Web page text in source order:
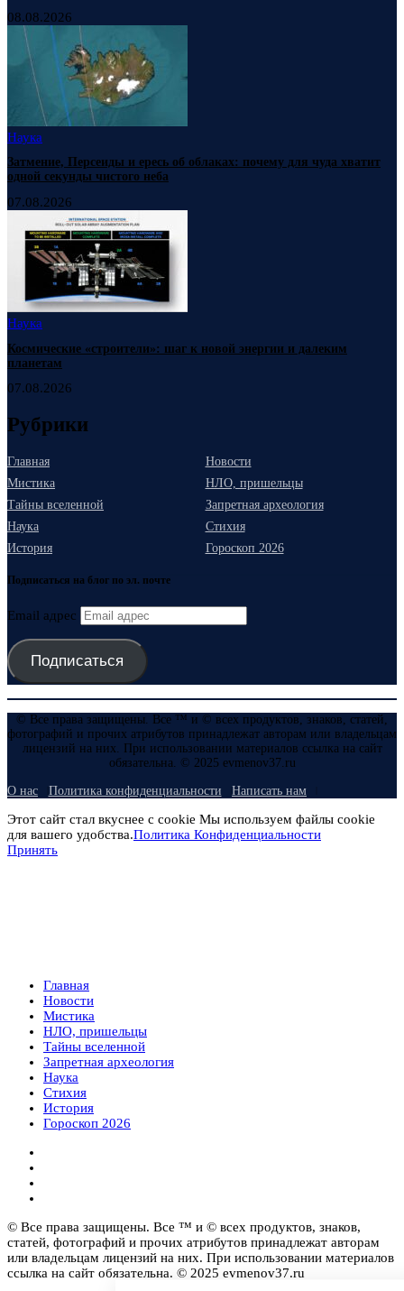
08.08.2026
Наука
Затмение, Персеиды и ересь об облаках: почему для чуда хватит
одной секунды чистого неба
07.08.2026
Наука
Космические «строители»: шаг к новой энергии и далеким
планетам
07.08.2026
Рубрики
Главная
Новости
Мистика
НЛО, пришельцы
Тайны вселенной
Запретная археология
Наука
Стихия
История
Гороскоп 2026
Подписаться на блог по эл. почте
Email адрес
Подписаться
© Все права защищены. Все ™ и © всех продуктов, знаков, статей,
фотографий и прочих атрибутов принадлежат авторам или владельцам
лицензий на них. При использовании материалов ссылка на сайт
обязательна. © 2025 evmenov37.ru
О нас Политика конфиденциальности Написать нам
Этот сайт стал вкуснее с cookie Мы используем файлы cookie
для вашего удобства.Политика Конфиденциальности
Принять
Главная
Новости
Мистика
НЛО, пришельцы
Тайны вселенной
Запретная археология
Наука
Стихия
История
Гороскоп 2026
© Все права защищены. Все ™ и © всех продуктов, знаков,
статей, фотографий и прочих атрибутов принадлежат авторам
или владельцам лицензий на них. При использовании материалов
ссылка на сайт обязательна. © 2025 evmenov37.ru